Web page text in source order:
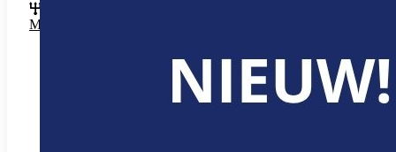
Meer info